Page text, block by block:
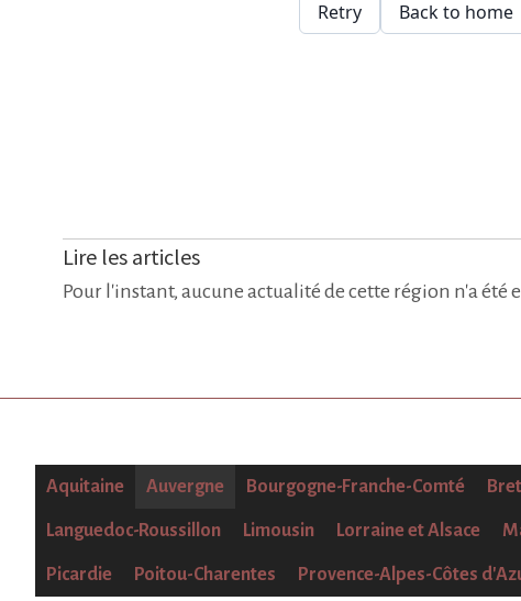
Lire les articles
Pour l'instant, aucune actualité de cette région n'a été
Aquitaine Auvergne Bourgogne-Franche-Comté
Languedoc-Roussillon Limousin Lorraine et Alsace
Picardie Poitou-Charentes Provence-Alpes-Côtes